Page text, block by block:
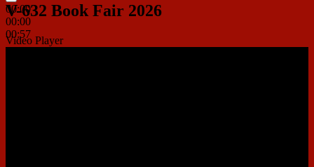
00:00
00:00
00:57
V-632 Book Fair 2026
Video Player